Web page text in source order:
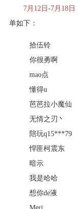
7月12日-7月18日
单如下：
拾伍铃
你很勇啊
mao点
懂得u
芭芭拉小魔仙
无情之刃丶
陪玩q15***79
悍匪柯震东
暗示
我是哈哈
想你de液